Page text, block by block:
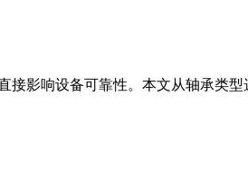
影响设备可靠性。本文从轴承类